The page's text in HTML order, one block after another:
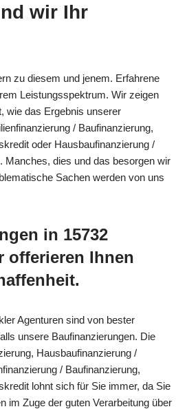
wir Ihr
zu diesem und jenem. Erfahrene
Leistungsspektrum. Wir zeigen
wie das Ergebnis unserer
/ Baufinanzierung,
oder Hausbaufinanzierung /
Manches, dies und das besorgen wir
Sachen werden von uns
in 15732
offerieren Ihnen
Agenturen sind von bester
unsere Baufinanzierungen. Die
Hausbaufinanzierung /
/ Baufinanzierung,
lohnt sich für Sie immer, da Sie
im Zuge der guten Verarbeitung über